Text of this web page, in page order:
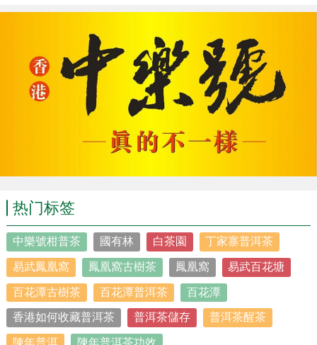
热门标签
中樂號柑普茶 國有林 白茶園 丁家寨普洱茶
易武鳳凰窩 鳳凰窩古樹茶 鳳凰窩 易武百花塘
百花潭古樹茶 百花潭普洱茶 百花潭
香港如何收藏普洱茶 普洱茶儲存 普洱茶醒茶